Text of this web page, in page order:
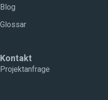
Blog
Glossar
Kontakt
Projektanfrage